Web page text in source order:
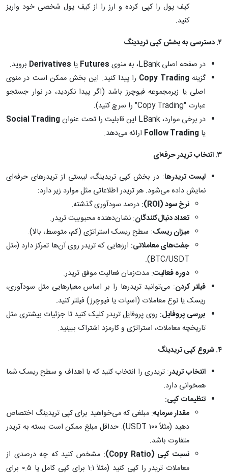
کیف پول را کپی کرده و ارز را از کیف پول شخصی خود واریز
کنید.
۲.دسترسی به بخش کپی تریدینگ
در صفحه اصلی LBank، به منوی
Futures یا Derivatives بروید.
گزینهCopy Trading را پیدا کنید. این بخش ممکن است در منوی
اصلی یا زیرمجموعه فیوچرز باشد (اگر پیدا نکردید، در نوار جستجو
عبارت "Copy Trading" را سرچ کنید).
در برخی موارد، LBank این قابلیت را تحت عنوان
Social Trading
یا Follow Trading ارائه می‌دهد.
۳.انتخاب تریدر حرفه‌ای
لیست تریدرها: در بخش کپی تریدینگ، لیستی از تریدرهای حرفه‌ای
نمایش داده می‌شود. هر تریدر اطلاعاتی مثل موارد زیر دارد:
نرخ سود(ROI)
: درصد سودآوری گذشته.
تعداد دنبال‌کنندگان: نشان‌دهنده محبوبیت تریدر.
میزان ریسک: سطح ریسک استراتژی (کم، متوسط، بالا).
جفت‌های معاملاتی: ارزهایی که تریدر روی آن‌ها تمرکز دارد (مثل
BTC/USDT).
دوره فعالیت: مدت‌زمان فعالیت موفق تریدر.
فیلتر کردن: می‌توانید تریدرها را بر اساس معیارهایی مثل سودآوری،
ریسک یا نوع معاملات (اسپات یا فیوچرز) فیلتر کنید.
بررسی پروفایل: روی پروفایل تریدر کلیک کنید تا جزئیات بیشتری مثل
تاریخچه معاملات، استراتژی و کارمزد اشتراک ببینید.
۴.شروع کپی تریدینگ
انتخاب تریدر: تریدری را انتخاب کنید که با اهداف و سطح ریسک شما
همخوانی دارد.
تنظیمات کپی:
مقدار سرمایه: مبلغی که می‌خواهید برای کپی تریدینگ اختصاص
دهید (مثلاً ۱۰۰ USDT). حداقل مبلغ ممکن است بسته به تریدر
متفاوت باشد.
نسبت کپی (Copy Ratio)
: مشخص کنید که چه درصدی از
معاملات تریدر را کپی کنید (مثلاً ۱:۱ برای کپی کامل یا ۰.۵ برای